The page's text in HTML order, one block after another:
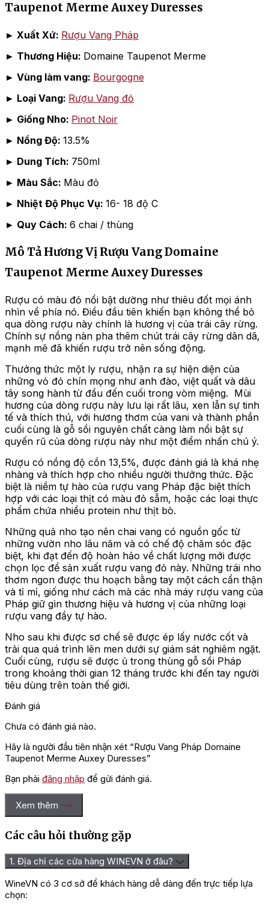
Taupenot Merme Auxey Duresses
► Xuất Xứ: Rượu Vang Pháp
► Thương Hiệu: Domaine Taupenot Merme
► Vùng làm vang: Bourgogne
► Loại Vang: Rượu Vang đỏ
► Giống Nho: Pinot Noir
► Nồng Độ: 13.5%
► Dung Tích: 750ml
► Màu Sắc: Màu đỏ
► Nhiệt Độ Phục Vụ: 16- 18 độ C
► Quy Cách: 6 chai / thùng
Mô Tả Hương Vị Rượu Vang Domaine
Taupenot Merme Auxey Duresses
Rượu có màu đỏ nổi bật dường như thiêu đốt mọi ánh
nhìn về phía nó. Điều đầu tiên khiến bạn không thể bỏ
qua dòng rượu này chính là hương vị của trái cây rừng.
Chính sự nồng nàn pha thêm chút trái cây rừng dân dã,
mạnh mẽ đã khiến rượu trở nên sống động.
Thưởng thức một ly rượu, nhận ra sự hiện diện của
những vỏ đỏ chín mọng như anh đào, việt quất và dâu
tây song hành từ đầu đến cuối trong vòm miệng. Mùi
hương của dòng rượu này lưu lại rất lâu, xen lẫn sự tinh
tế và thích thú, với hương thơm của vani và thành phần
cuối cùng là gỗ sồi nguyên chất càng làm nổi bật sự
quyến rũ của dòng rượu này như một điểm nhấn chú ý.
Rượu có nồng độ cồn 13,5%, được đánh giá là khá nhẹ
nhàng và thích hợp cho nhiều người thưởng thức. Đặc
biệt là niềm tự hào của rượu vang Pháp đặc biệt thích
hợp với các loại thịt có màu đỏ sẫm, hoặc các loại thực
phẩm chứa nhiều protein như thịt bò.
Những quả nho tạo nên chai vang có nguồn gốc từ
những vườn nho lâu năm và có chế độ chăm sóc đặc
biệt, khi đạt đến độ hoàn hảo về chất lượng mới được
chọn lọc để sản xuất rượu vang đỏ này. Những trái nho
thơm ngon được thu hoạch bằng tay một cách cẩn thận
và tỉ mỉ, giống như cách mà các nhà máy rượu vang của
Pháp giữ gìn thương hiệu và hương vị của những loại
rượu vang đầy tự hào.
Nho sau khi được sơ chế sẽ được ép lấy nước cốt và
trải qua quá trình lên men dưới sự giám sát nghiêm ngặt.
Cuối cùng, rượu sẽ được ủ trong thùng gỗ sồi Pháp
trong khoảng thời gian 12 tháng trước khi đến tay người
tiêu dùng trên toàn thế giới.
Đánh giá
Chưa có đánh giá nào.
Hãy là người đầu tiên nhận xét “Rượu Vang Pháp Domaine
Taupenot Merme Auxey Duresses”
Bạn phải đăng nhập để gửi đánh giá.
Xem thêm
Các câu hỏi thường gặp
1. Địa chỉ các cửa hàng WINEVN ở đâu?
WineVN có 3 cơ sở để khách hàng dễ dàng đến trực tiếp lựa
chọn: